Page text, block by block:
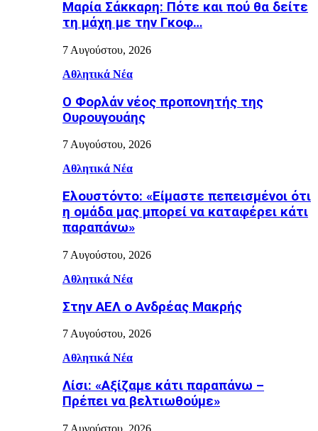
Μαρία Σάκκαρη: Πότε και πού θα δείτε
τη μάχη με την Γκοφ…
7 Αυγούστου, 2026
Αθλητικά Νέα
Ο Φορλάν νέος προπονητής της
Ουρουγουάης
7 Αυγούστου, 2026
Αθλητικά Νέα
Ελουστόντο: «Είμαστε πεπεισμένοι ότι
η ομάδα μας μπορεί να καταφέρει κάτι
παραπάνω»
7 Αυγούστου, 2026
Αθλητικά Νέα
Στην ΑΕΛ ο Ανδρέας Μακρής
7 Αυγούστου, 2026
Αθλητικά Νέα
Λίσι: «Αξίζαμε κάτι παραπάνω –
Πρέπει να βελτιωθούμε»
7 Αυγούστου, 2026